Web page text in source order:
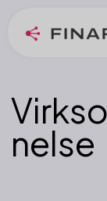
nelse